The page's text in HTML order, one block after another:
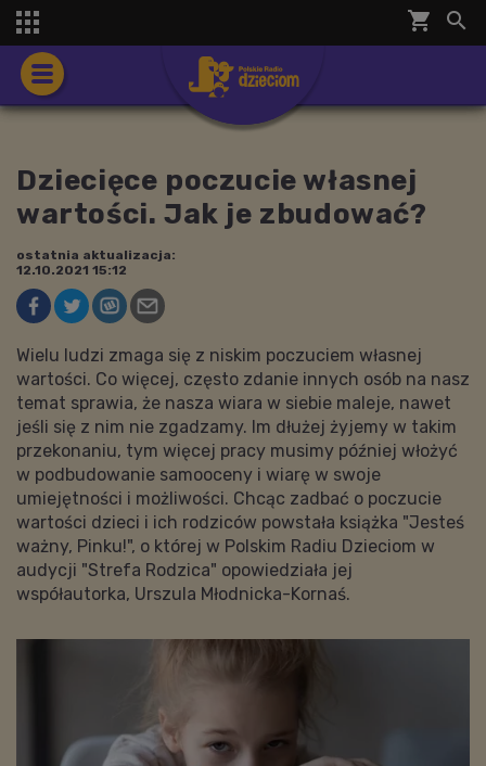
shopping_cart 

Dziecięce poczucie własnej
wartości. Jak je zbudować?
ostatnia aktualizacja:
12.10.2021 15:12
Wielu ludzi zmaga się z niskim poczuciem własnej
wartości. Co więcej, często zdanie innych osób na nasz
temat sprawia, że nasza wiara w siebie maleje, nawet
jeśli się z nim nie zgadzamy. Im dłużej żyjemy w takim
przekonaniu, tym więcej pracy musimy później włożyć
w podbudowanie samooceny i wiarę w swoje
umiejętności i możliwości. Chcąc zadbać o poczucie
wartości dzieci i ich rodziców powstała książka "Jesteś
ważny, Pinku!", o której w Polskim Radiu Dzieciom w
audycji "Strefa Rodzica" opowiedziała jej
współautorka, Urszula Młodnicka-Kornaś.